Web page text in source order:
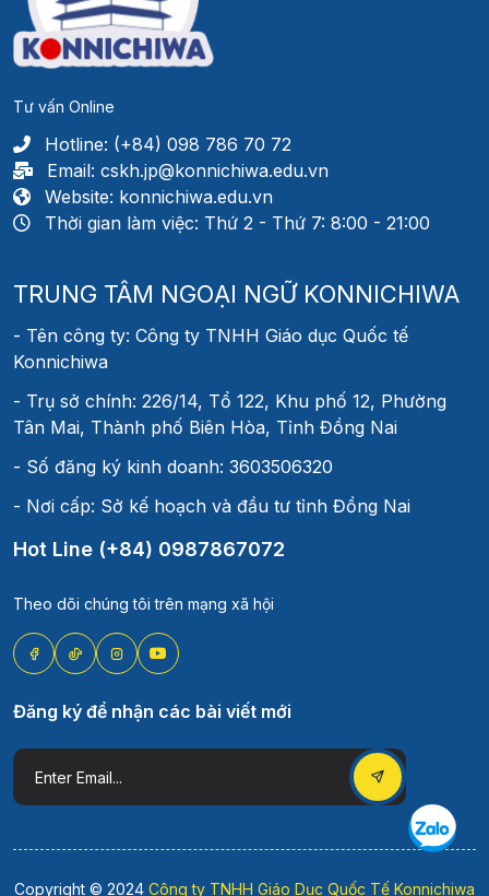
Tư vấn Online
Hotline: (+84) 098 786 70 72
Email: cskh.jp@konnichiwa.edu.vn
Website: konnichiwa.edu.vn
Thời gian làm việc: Thứ 2 - Thứ 7: 8:00 - 21:00
TRUNG TÂM NGOẠI NGỮ KONNICHIWA
- Tên công ty: Công ty TNHH Giáo dục Quốc tế
Konnichiwa
- Trụ sở chính: 226/14, Tổ 122, Khu phố 12, Phường
Tân Mai, Thành phố Biên Hòa, Tỉnh Đồng Nai
- Số đăng ký kinh doanh: 3603506320
- Nơi cấp: Sở kế hoạch và đầu tư tỉnh Đồng Nai
Hot Line (+84) 0987867072
Theo dõi chúng tôi trên mạng xã hội
Đăng ký để nhận các bài viết mới
Copyright © 2024 Công ty TNHH Giáo Dục Quốc Tế Konnichiwa